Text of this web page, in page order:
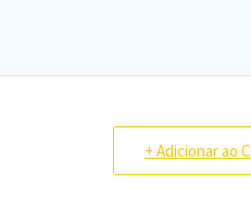
+ Adicionar ao